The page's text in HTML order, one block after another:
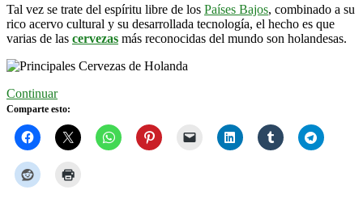
Tal vez se trate del espíritu libre de los Países Bajos, combinado a su
rico acervo cultural y su desarrollada tecnología, el hecho es que
varias de las cervezas más reconocidas del mundo son holandesas.
Continuar
Comparte esto: